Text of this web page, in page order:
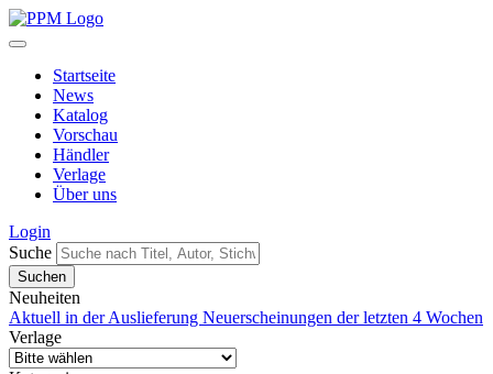
Startseite
News
Katalog
Vorschau
Händler
Verlage
Über uns
Login
Suche
Neuheiten
Aktuell in der Auslieferung Neuerscheinungen der letzten 4 Wochen
Verlage